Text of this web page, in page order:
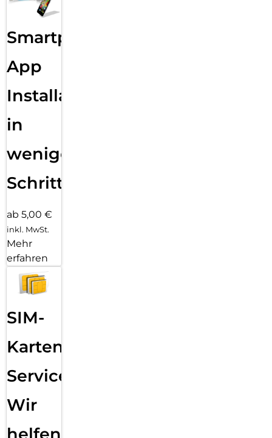
Smartphone
App
Installation
in
wenigen
Schritten
ab 5,00 €
inkl. MwSt.
Mehr
erfahren
SIM-
Karten
Service:
Wir
helfen